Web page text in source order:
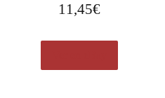
11,45€